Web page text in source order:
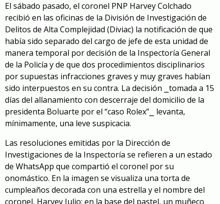
El sábado pasado, el coronel PNP Harvey Colchado
recibió en las oficinas de la División de Investigación de
Delitos de Alta Complejidad (Diviac) la notificación de que
había sido separado del cargo de jefe de esta unidad de
manera temporal por decisión de la Inspectoría General
de la Policía y de que dos procedimientos disciplinarios
por supuestas infracciones graves y muy graves habían
sido interpuestos en su contra. La decisión
tomada a 15
días del allanamiento con descerraje del domicilio de la
presidenta Boluarte por el “caso Rolex”
levanta,
mínimamente, una leve suspicacia.
Las resoluciones emitidas por la Dirección de
Investigaciones de la Inspectoría se refieren a un estado
de WhatsApp que compartió el coronel por su
onomástico. En la imagen se visualiza una torta de
cumpleaños decorada con una estrella y el nombre del
coronel, Harvey Julio; en la base del pastel, un muñeco